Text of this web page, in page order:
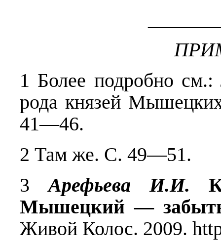
1 Более подробно см.:
рода князей
41—46.
2 Там же. С. 49—51.
3Арефьева И.И.
Мышецкий —
Живой Колос. 2009.